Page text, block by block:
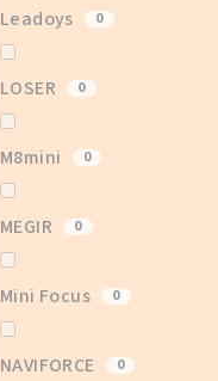
Leadoys 0
LOSER 0
M8mini 0
MEGIR 0
Mini Focus 0
NAVIFORCE 0